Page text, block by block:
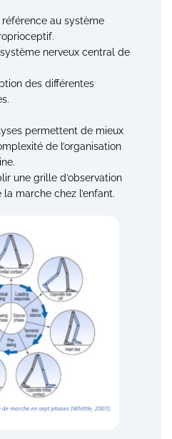
au système
nerveux central de
des différentes
permettent de mieux
de l’organisation
une grille d’observation
marche chez l’enfant.